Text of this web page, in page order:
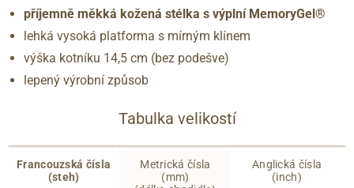
příjemně měkká kožená stélka s výplní MemoryGel®
lehká vysoká platforma s mírným klínem
výška kotníku 14,5 cm (bez podešve)
lepený výrobní způsob
Tabulka velikostí
Francouzská čísla
(steh)
Metrická čísla
(mm)
Anglická čísla
(inch)